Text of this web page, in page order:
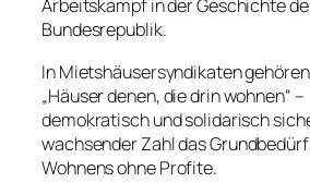
Arbeitskampf in der Geschichte
Bundesrepublik.
In Mietshäusersyndikaten
„Häuser denen, die drin wohnen“ –
demokratisch und solidarisch
wachsender Zahl das
Wohnens ohne Profite.